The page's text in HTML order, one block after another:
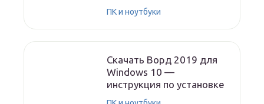
ПК и ноутбуки
Скачать Ворд 2019 для
Windows 10 —
инструкция по установке